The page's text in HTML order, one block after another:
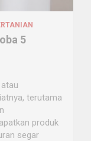
5
terutama
produk
segar